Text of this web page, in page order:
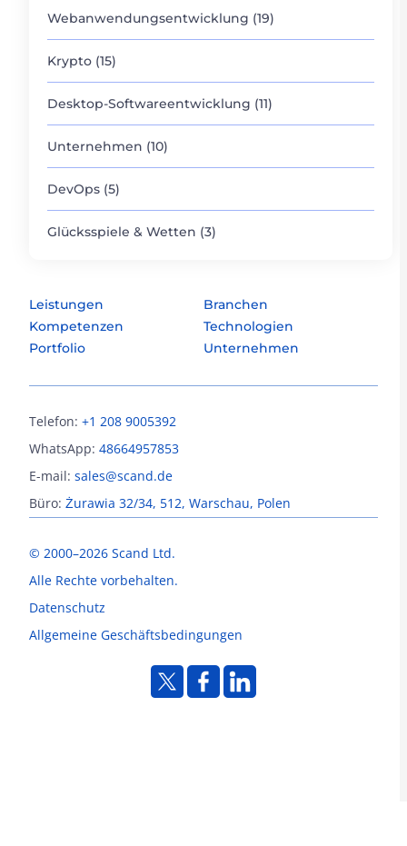
Webanwendungsentwicklung (19)
Krypto (15)
Desktop-Softwareentwicklung (11)
Unternehmen (10)
DevOps (5)
Glücksspiele & Wetten (3)
Leistungen
Branchen
Kompetenzen
Technologien
Portfolio
Unternehmen
© 2000–2026 Scand Ltd.
Alle Rechte vorbehalten.
Datenschutz
Allgemeine Geschäftsbedingungen
Telefon: +1 208 9005392
WhatsApp: 48664957853
E-mail: sales@scand.de
Büro: Żurawia 32/34, 512, Warschau, Polen